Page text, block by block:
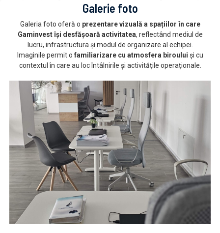
Galerie foto
Galeria foto oferă o prezentare vizuală a spațiilor în care
Gaminvest își desfășoară activitatea, reflectând mediul de
lucru, infrastructura și modul de organizare al echipei.
Imaginile permit o familiarizare cu atmosfera biroului și cu
contextul în care au loc întâlnirile și activitățile operaționale.